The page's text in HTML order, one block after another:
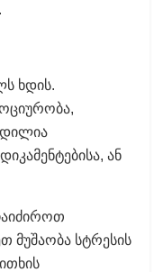
ხდის.
ან
მუშაობა სტრესის